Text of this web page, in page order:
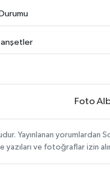
Foto
Yayınlanan
yazıları ve fotoğraflar izin